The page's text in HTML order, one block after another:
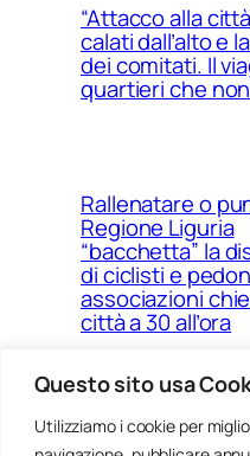
Questo sito usa
Utilizziamo i cookie per
“Attacco alla
calati dall’alto e
dei comitati. Il
quartieri che
Rallenatare o
Regione Liguria
“bacchetta” la
di ciclisti e
associazioni
città a 30 all’ora
Ponte Morandi e